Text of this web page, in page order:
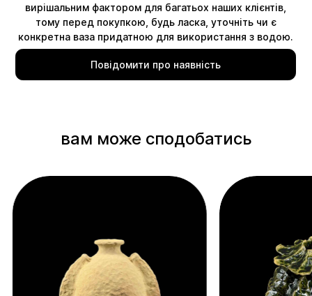
вирішальним фактором для багатьох наших клієнтів,
тому перед покупкою, будь ласка, уточніть чи є
конкретна ваза придатною для використання з водою.
Повідомити про наявність
вам може сподобатись